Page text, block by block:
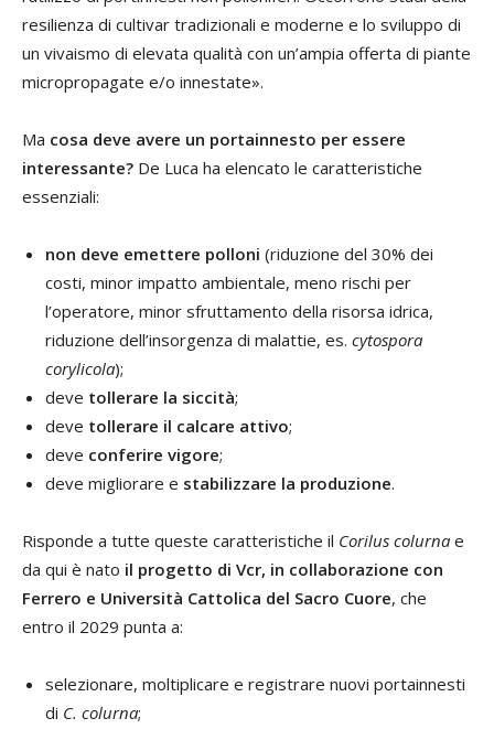
resilienza di cultivar tradizionali e moderne e lo sviluppo di
un vivaismo di elevata qualità con un’ampia offerta di piante
micropropagate e/o innestate».
Ma cosa deve avere un portainnesto per essere
interessante? De Luca ha elencato le caratteristiche
essenziali:
non deve emettere polloni (riduzione del 30% dei
costi, minor impatto ambientale, meno rischi per
l’operatore, minor sfruttamento della risorsa idrica,
riduzione dell’insorgenza di malattie, es. cytospora
corylicola);
deve tollerare la siccità;
deve tollerare il calcare attivo;
deve conferire vigore;
deve migliorare e stabilizzare la produzione.
Risponde a tutte queste caratteristiche il Corilus colurna e
da qui è nato il progetto di Vcr, in collaborazione con
Ferrero e Università Cattolica del Sacro Cuore, che
entro il 2029 punta a:
selezionare, moltiplicare e registrare nuovi portainnesti
di C. colurna;